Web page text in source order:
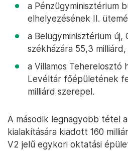
a Pénzügyminisztérium
elhelyezésének II.
a Belügyminisztérium új,
székházára 55,3 milliárd,
a Villamos Teherelosztó
Levéltár főépületének
milliárd szerepel.
A második legnagyobb tétel
kialakítására kiadott 160
V2 jelű egykori oktatási